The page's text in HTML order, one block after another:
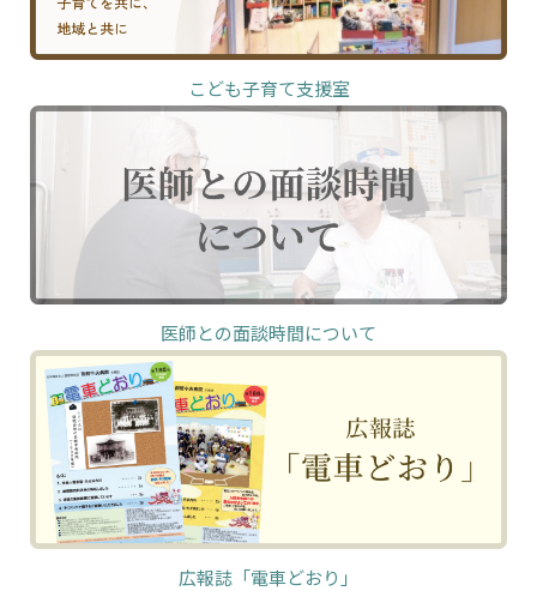
こども子育て支援室
医師との面談時間について
広報誌「電車どおり」